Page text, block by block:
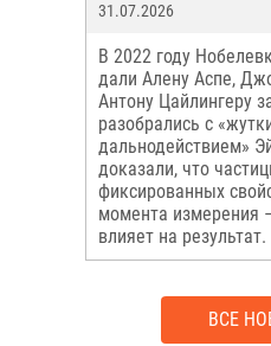
31.07.2026
В 2022 году
дали Алену Аспе,
Антону Цайлингеру
разобрались с
дальнодействием»
доказали, что
фиксированных
момента измерения
влияет на результат.
ВСЕ